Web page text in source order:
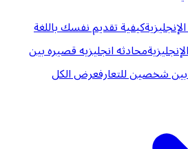
كيفية تقديم نفسك باللغة
محادثه انجليزيه قصيره بين
بين شخصين للتعارفعرض الكل